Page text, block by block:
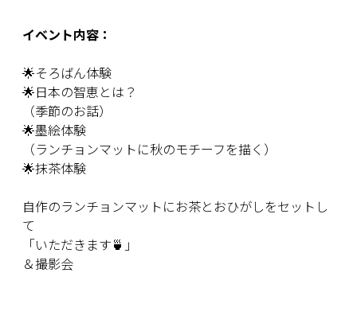
イベント内容：
🌟そろばん体験
🌟日本の智恵とは？
（季節のお話）
🌟墨絵体験
（ランチョンマットに秋のモチーフを描く）
🌟抹茶体験
自作のランチョンマットにお茶とおひがしをセットし
て
「いただきます🍵」
＆撮影会